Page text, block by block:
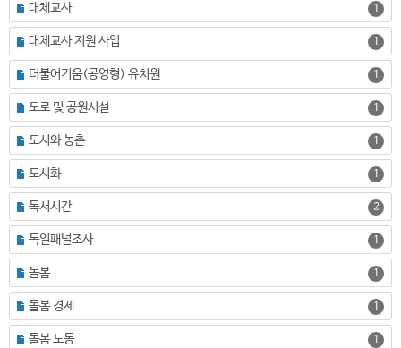
대체교사 1
대체교사 지원 사업 1
더불어키움(공영형) 유치원 1
도로 및 공원시설 1
도시와 농촌 1
도시화 1
독서시간 2
독일패널조사 1
돌봄 1
돌봄 경제 1
돌봄 노동 1